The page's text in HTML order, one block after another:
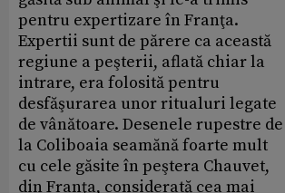
pentru expertizare în Franţa.
Expertii sunt de părere ca această
regiune a peşterii, aflată chiar la
intrare, era folosită pentru
desfăşurarea unor ritualuri legate
de vânătoare. Desenele rupestre de
la Coliboaia seamănă foarte mult
cu cele găsite în peştera Chauvet,
din Franţa, considerată cea mai